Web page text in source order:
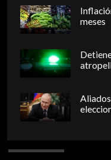
meses